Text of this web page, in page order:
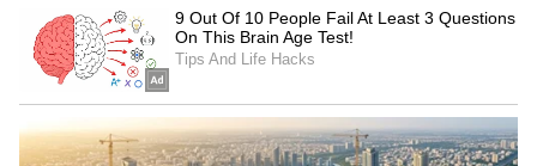
இன்னும் பணவீக்கம் ரிசர்வ் வங்கியின்
கட்டுப்பாட்டுக்குள் வரவில்லை என்பதால்,
அடுத்து ஆகஸ்ட் மாதம் நடக்கும்
நிதிக்கொள்கைக் குழுக் கூட்டத்தில், ரிசர்வ்
வங்கி வட்டி வீதத்தை உயர்த்தும் என